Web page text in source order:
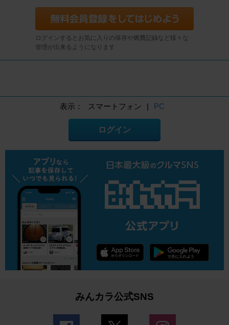
ログインするとお気に入りの保存や燃費記録など様々な
管理が出来るようになります
表示： スマートフォン | PC
ログイン
みんカラ公式SNS